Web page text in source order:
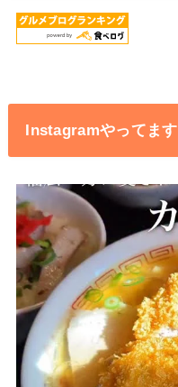
Instagramやってます